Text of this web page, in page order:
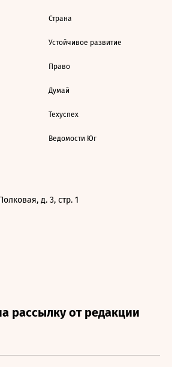
Страна
Устойчивое развитие
Право
Думай
Техуспех
Ведомости Юг
д. 3, стр. 1